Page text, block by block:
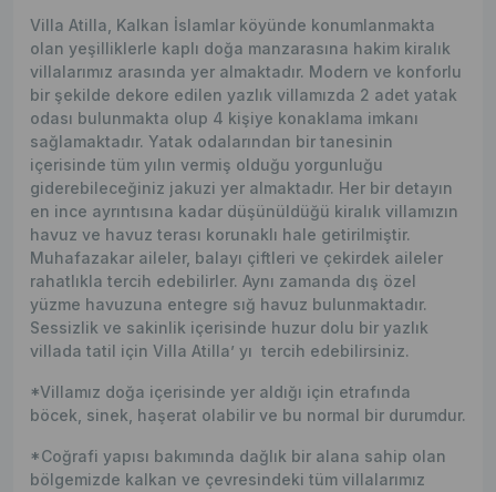
Villa Atilla, Kalkan İslamlar köyünde konumlanmakta
olan yeşilliklerle kaplı doğa manzarasına hakim kiralık
villalarımız arasında yer almaktadır. Modern ve konforlu
bir şekilde dekore edilen yazlık villamızda 2 adet yatak
odası bulunmakta olup 4 kişiye konaklama imkanı
sağlamaktadır. Yatak odalarından bir tanesinin
içerisinde tüm yılın vermiş olduğu yorgunluğu
giderebileceğiniz jakuzi yer almaktadır. Her bir detayın
en ince ayrıntısına kadar düşünüldüğü kiralık villamızın
havuz ve havuz terası korunaklı hale getirilmiştir.
Muhafazakar aileler, balayı çiftleri ve çekirdek aileler
rahatlıkla tercih edebilirler. Aynı zamanda dış özel
yüzme havuzuna entegre sığ havuz bulunmaktadır.
Sessizlik ve sakinlik içerisinde huzur dolu bir yazlık
villada tatil için Villa Atilla’ yı tercih edebilirsiniz.
*Villamız doğa içerisinde yer aldığı için etrafında
böcek, sinek, haşerat olabilir ve bu normal bir durumdur.
*Coğrafi yapısı bakımında dağlık bir alana sahip olan
bölgemizde kalkan ve çevresindeki tüm villalarımız